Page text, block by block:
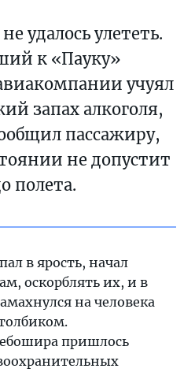
удалось улететь.
к «Пауку»
учуял
запах алкоголя,
пассажиру,
не допустит
полета.
в ярость, начал
оскорблять их, и в
на человека
пришлось